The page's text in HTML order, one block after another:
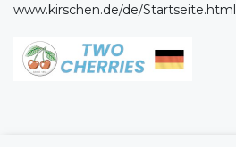
www.kirschen.de/de/Startseite.html